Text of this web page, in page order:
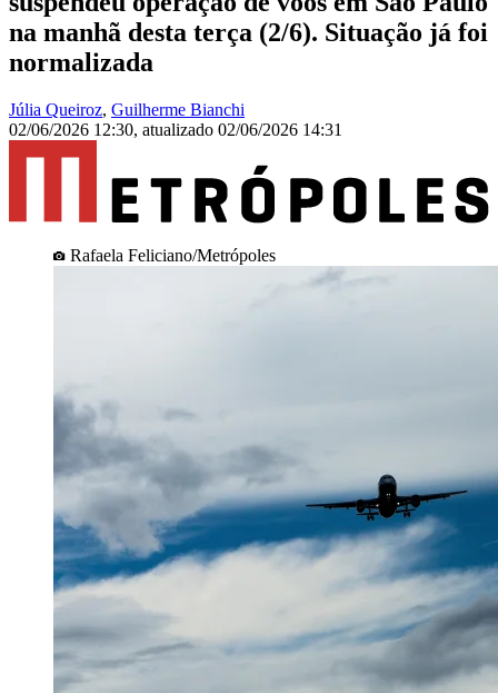
na manhã desta terça (2/6). Situação já foi
normalizada
Júlia Queiroz, Guilherme Bianchi
02/06/2026 12:30, atualizado 02/06/2026 14:31
Rafaela Feliciano/Metrópoles